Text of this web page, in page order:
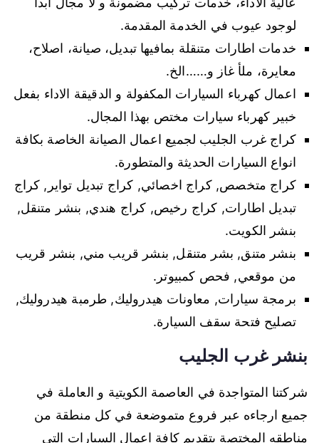
لوجود عيوب في الخدمة المقدمة.
خدمات اطارات متنقلة بمافيها تبديل، صيانة، اصلاح،
معايرة، ملأ غاز و……الخ.
اعمال كهرباء السيارات المكفولة و الدقيقة الاداء بفعل
خبير كهرباء سيارات مختص بهذا المجال.
كراج غرب الجليب لجميع اعمال الصيانة الخاصة بكافة
انواع السيارات الحديثة والمتطورة.
كراج متخصص, كراج اخصائي, كراج تبديل تواير, كراج
تبديل اطارات, كراج رخيص, كراج هندي, بنشر متنقل,
بنشر الكويت.
بنشر متنق, بشر متنقل, بنشر قريب مني, بنشر قريب
من موقعي, فحص كمبيوتر.
برمجة سيارات, معاونات هيدروليك, طرمبة هيدروليك,
تصليح فتحة سقف السيارة.
بنشر غرب الجليب
شركتنا المتواجدة في العاصمة الكويتية و العاملة في
جميع ارجاءه عبر فروع متموضعة في كل منطقة من
مناطقه المختصة بتقديم كافة اعمال السيارات التي